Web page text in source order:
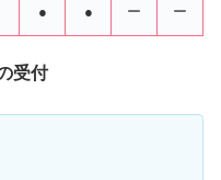
● ● ー ー
受付